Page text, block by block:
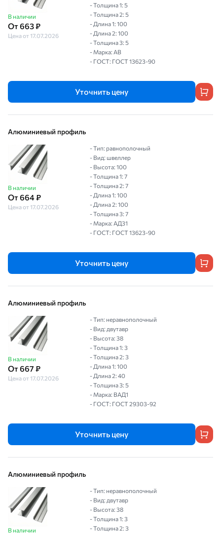
В наличии
От 663 ₽
Цена от 17.07.2026
- Толщина 1: 5
- Толщина 2: 5
- Длина 1: 100
- Длина 2: 100
- Толщина 3: 5
- Марка: АВ
- ГОСТ: ГОСТ 13623-90
Уточнить цену
Алюминиевый профиль
В наличии
От 664 ₽
Цена от 17.07.2026
- Тип: равнополочный
- Вид: швеллер
- Высота: 100
- Толщина 1: 7
- Толщина 2: 7
- Длина 1: 100
- Длина 2: 100
- Толщина 3: 7
- Марка: АД31
- ГОСТ: ГОСТ 13623-90
Уточнить цену
Алюминиевый профиль
В наличии
От 667 ₽
Цена от 17.07.2026
- Тип: неравнополочный
- Вид: двутавр
- Высота: 38
- Толщина 1: 3
- Толщина 2: 3
- Длина 1: 100
- Длина 2: 40
- Толщина 3: 5
- Марка: ВАД1
- ГОСТ: ГОСТ 29303-92
Уточнить цену
Алюминиевый профиль
В наличии
- Тип: неравнополочный
- Вид: двутавр
- Высота: 38
- Толщина 1: 3
- Толщина 2: 3